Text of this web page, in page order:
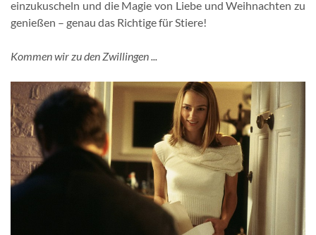
einzukuscheln und die Magie von Liebe und Weihnachten zu
genießen – genau das Richtige für Stiere!
Kommen wir zu den Zwillingen ...